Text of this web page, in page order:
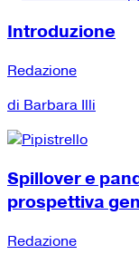
Introduzione
Redazione
di Barbara Illi
Spillover e
prospettiva
Redazione